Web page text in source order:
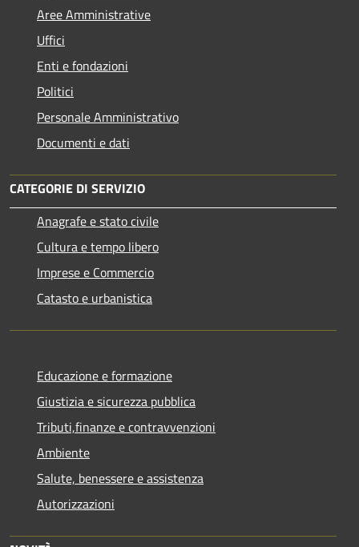
Aree Amministrative
Uffici
Enti e fondazioni
Politici
Personale Amministrativo
Documenti e dati
CATEGORIE DI SERVIZIO
Anagrafe e stato civile
Cultura e tempo libero
Imprese e Commercio
Catasto e urbanistica
Educazione e formazione
Giustizia e sicurezza pubblica
Tributi,finanze e contravvenzioni
Ambiente
Salute, benessere e assistenza
Autorizzazioni